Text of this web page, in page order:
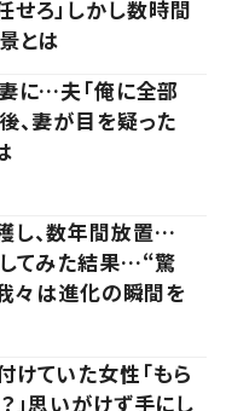
ろ」しかし数時間
とは
に…夫「俺に全部
、妻が目を疑った
し、数年間放置…
てみた結果…“驚
我々は進化の瞬間を
ていた女性「もら
」思いがけず手にし